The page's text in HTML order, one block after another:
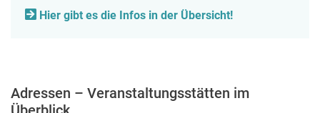
Hier gibt es die Infos in der Übersicht!
Adressen – Veranstaltungsstätten im